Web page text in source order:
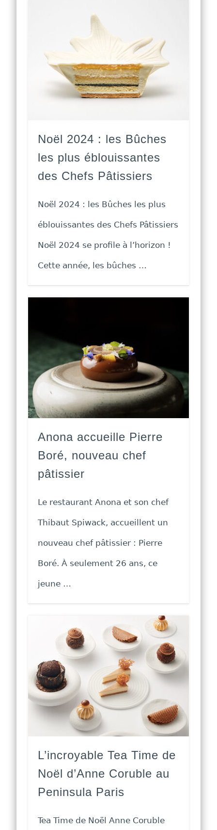
Noël 2024 : les Bûches
les plus éblouissantes
des Chefs Pâtissiers
Noël 2024 : les Bûches les plus
éblouissantes des Chefs Pâtissiers
Noël 2024 se profile à l’horizon !
Cette année, les bûches …
Anona accueille Pierre
Boré, nouveau chef
pâtissier
Le restaurant Anona et son chef
Thibaut Spiwack, accueillent un
nouveau chef pâtissier : Pierre
Boré. À seulement 26 ans, ce
jeune …
L’incroyable Tea Time de
Noël d’Anne Coruble au
Peninsula Paris
Tea Time de Noël Anne Coruble